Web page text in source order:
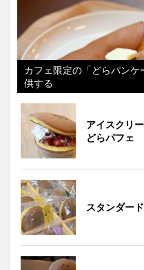
カフェ限定の「どらパン
供する
アイスクリ
どらパフェ
スタンダー